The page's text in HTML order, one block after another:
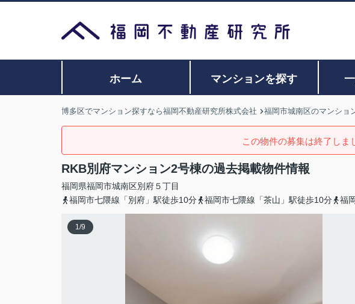
ホーム マンションを探す
博多区でマンション探すなら福岡不動産研究所株式会社 福岡市城南区のマンショ
この物件の募集は終了しま
RKB別府マンション2号棟の過去掲載物件情報
福岡県福岡市城南区別府５丁目
福岡市七隈線「別府」駅徒歩10分
福岡市七隈線「茶山」駅徒歩10分 福
1/9